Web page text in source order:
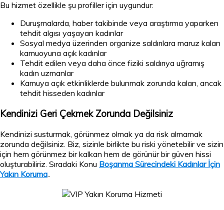
Bu hizmet özellikle şu profiller için uygundur:
Duruşmalarda, haber takibinde veya araştırma yaparken
tehdit algısı yaşayan kadınlar
Sosyal medya üzerinden organize saldırılara maruz kalan
kamuoyuna açık kadınlar
Tehdit edilen veya daha önce fiziki saldırıya uğramış
kadın uzmanlar
Kamuya açık etkinliklerde bulunmak zorunda kalan, ancak
tehdit hisseden kadınlar
Kendinizi Geri Çekmek Zorunda Değilsiniz
Kendinizi susturmak, görünmez olmak ya da risk almamak
zorunda değilsiniz. Biz, sizinle birlikte bu riski yönetebilir ve sizin
için hem görünmez bir kalkan hem de görünür bir güven hissi
oluşturabiliriz. Sıradaki Konu Boşanma Sürecindeki Kadınlar İçin
Yakın Koruma